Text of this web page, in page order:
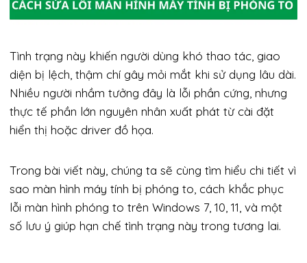
Tình trạng này khiến người dùng khó thao tác, giao
diện bị lệch, thậm chí gây mỏi mắt khi sử dụng lâu dài.
Nhiều người nhầm tưởng đây là lỗi phần cứng, nhưng
thực tế phần lớn nguyên nhân xuất phát từ cài đặt
hiển thị hoặc driver đồ họa.
Trong bài viết này, chúng ta sẽ cùng tìm hiểu chi tiết vì
sao màn hình máy tính bị phóng to, cách khắc phục
lỗi màn hình phóng to trên Windows 7, 10, 11, và một
số lưu ý giúp hạn chế tình trạng này trong tương lai.